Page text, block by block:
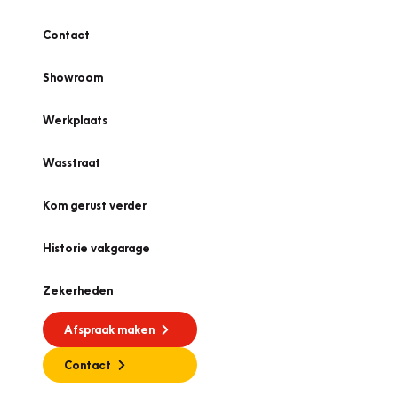
Contact
Showroom
Werkplaats
Wasstraat
Kom gerust verder
Historie vakgarage
Zekerheden
Afspraak maken
Contact